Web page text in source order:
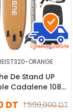
ORANGE
De Stand UP
Cadalene 108
1 500,000 DT
DT